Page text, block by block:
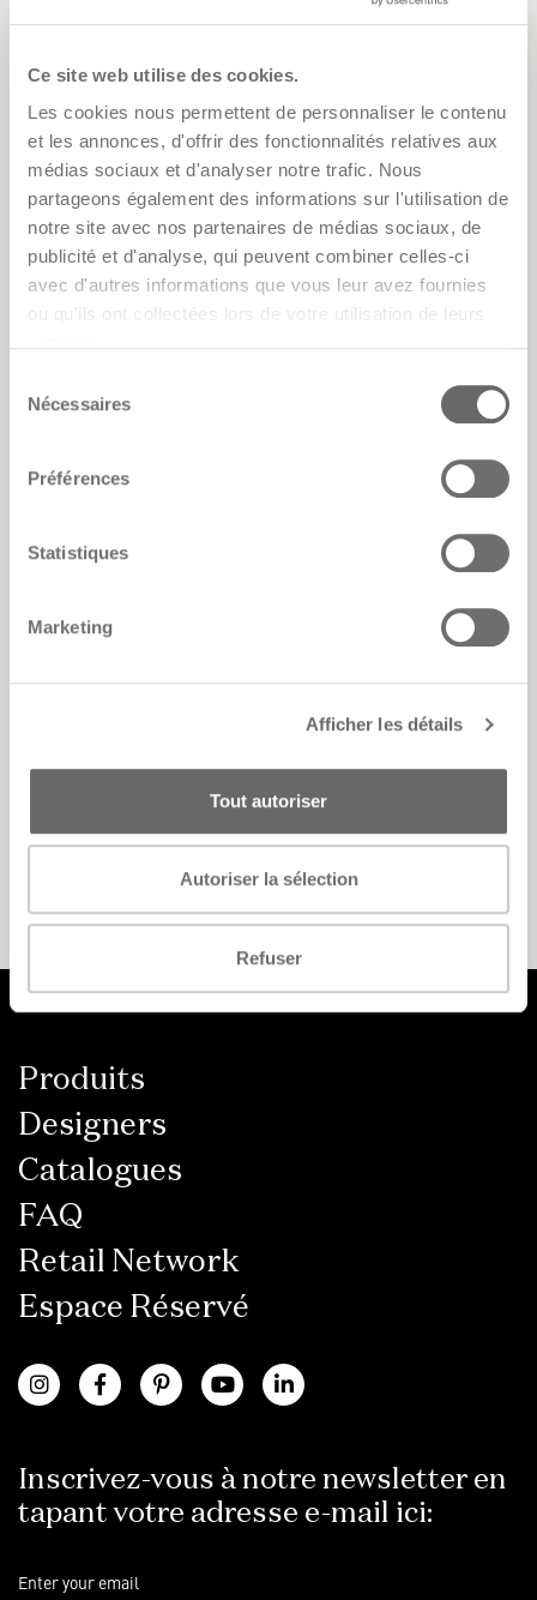
Ce site web utilise des cookies.
Les cookies nous permettent de personnaliser le contenu
et les annonces, d'offrir des fonctionnalités relatives aux
médias sociaux et d'analyser notre trafic. Nous
partageons également des informations sur l'utilisation de
notre site avec nos partenaires de médias sociaux, de
publicité et d'analyse, qui peuvent combiner celles-ci
avec d'autres informations que vous leur avez fournies
ou qu'ils ont collectées lors de votre utilisation de leurs
Nécessaires
Préférences
Statistiques
Marketing
Afficher les détails
Tout autoriser
Autoriser la sélection
Refuser
Palù
Raffaella Mangiarotti
Produits
Designers
Catalogues
FAQ
Retail Network
Espace Réservé
Inscrivez-vous à notre newsletter en
tapant votre adresse e-mail ici: